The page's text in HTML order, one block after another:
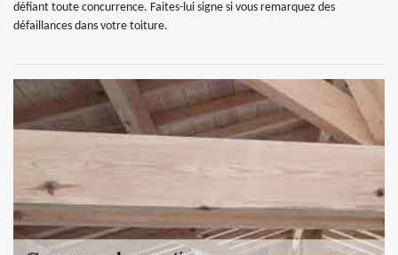
défiant toute concurrence. Faites-lui signe si vous remarquez des
défaillances dans votre toiture.